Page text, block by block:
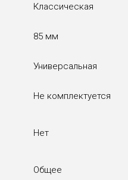
Классическая
85 мм
Универсальная
Не комплектуется
Нет
Общее